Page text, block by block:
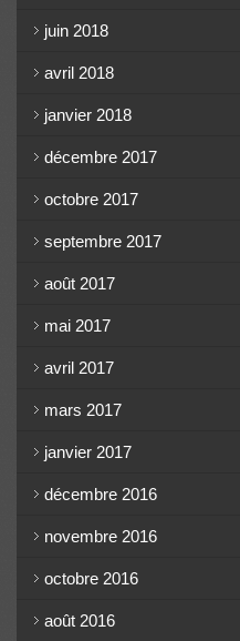
juin 2018
avril 2018
janvier 2018
décembre 2017
octobre 2017
septembre 2017
août 2017
mai 2017
avril 2017
mars 2017
janvier 2017
décembre 2016
novembre 2016
octobre 2016
août 2016